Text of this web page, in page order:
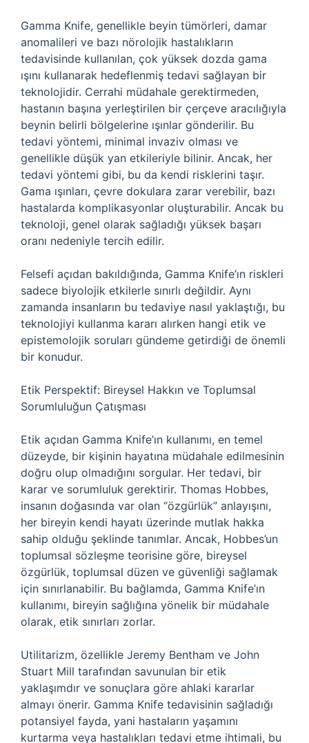
Gamma Knife, genellikle beyin tümörleri, damar
anomalileri ve bazı nörolojik hastalıkların
tedavisinde kullanılan, çok yüksek dozda gama
ışını kullanarak hedeflenmiş tedavi sağlayan bir
teknolojidir. Cerrahi müdahale gerektirmeden,
hastanın başına yerleştirilen bir çerçeve aracılığıyla
beynin belirli bölgelerine ışınlar gönderilir. Bu
tedavi yöntemi, minimal invaziv olması ve
genellikle düşük yan etkileriyle bilinir. Ancak, her
tedavi yöntemi gibi, bu da kendi risklerini taşır.
Gama ışınları, çevre dokulara zarar verebilir, bazı
hastalarda komplikasyonlar oluşturabilir. Ancak bu
teknoloji, genel olarak sağladığı yüksek başarı
oranı nedeniyle tercih edilir.
Felsefi açıdan bakıldığında, Gamma Knife’ın riskleri
sadece biyolojik etkilerle sınırlı değildir. Aynı
zamanda insanların bu tedaviye nasıl yaklaştığı, bu
teknolojiyi kullanma kararı alırken hangi etik ve
epistemolojik soruları gündeme getirdiği de önemli
bir konudur.
Etik Perspektif: Bireysel Hakkın ve Toplumsal
Sorumluluğun Çatışması
Etik açıdan Gamma Knife’ın kullanımı, en temel
düzeyde, bir kişinin hayatına müdahale edilmesinin
doğru olup olmadığını sorgular. Her tedavi, bir
karar ve sorumluluk gerektirir. Thomas Hobbes,
insanın doğasında var olan “özgürlük” anlayışını,
her bireyin kendi hayatı üzerinde mutlak hakka
sahip olduğu şeklinde tanımlar. Ancak, Hobbes’un
toplumsal sözleşme teorisine göre, bireysel
özgürlük, toplumsal düzen ve güvenliği sağlamak
için sınırlanabilir. Bu bağlamda, Gamma Knife’ın
kullanımı, bireyin sağlığına yönelik bir müdahale
olarak, etik sınırları zorlar.
Utilitarizm, özellikle Jeremy Bentham ve John
Stuart Mill tarafından savunulan bir etik
yaklaşımdır ve sonuçlara göre ahlaki kararlar
almayı önerir. Gamma Knife tedavisinin sağladığı
potansiyel fayda, yani hastaların yaşamını
kurtarma veya hastalıkları tedavi etme ihtimali, bu